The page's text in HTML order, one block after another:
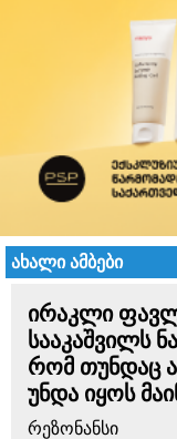
ახალი ამბები
ირაკლი
სააკაშვილს
რომ თუნდაც
უნდა იყოს
რეზონანსი